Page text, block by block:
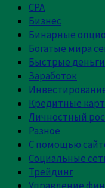
CPA
Бизнес
Бинарные
Богатые мира
Быстрые деньги
Заработок
Кредитные
Личностный
Разное
С помощью
Социальные
Трейдинг